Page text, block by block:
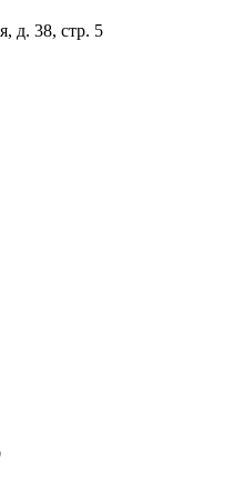
д. 38, стр. 5